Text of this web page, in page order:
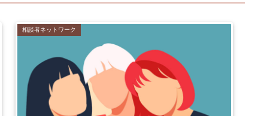
相談者ネットワーク